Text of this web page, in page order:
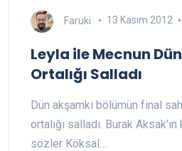
Faruki 13 Kasım 2012
Leyla ile Mecnun
Ortalığı Salladı
Dün akşamki bölümün final
ortalığı salladı. Burak
sözler Köksal…